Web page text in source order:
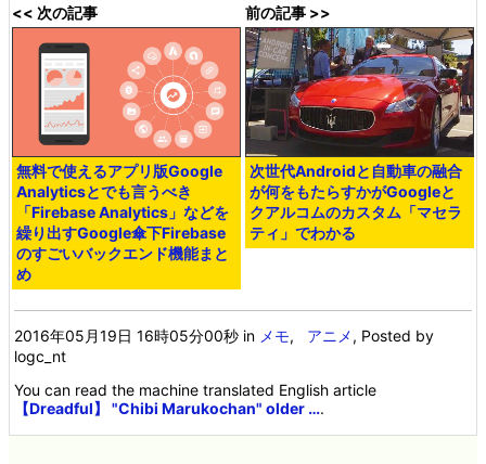
<< 次の記事
無料で使えるアプリ版Google
Analyticsとでも言うべき
「Firebase Analytics」などを
繰り出すGoogle傘下Firebase
のすごいバックエンド機能まと
め
前の記事 >>
次世代Androidと自動車の融合
が何をもたらすかがGoogleと
クアルコムのカスタム「マセラ
ティ」でわかる
2016年05月19日 16時05分00秒 in メモ, アニメ, Posted by
logc_nt
You can read the machine translated English article
【Dreadful】 "Chibi Marukochan" older ….